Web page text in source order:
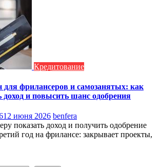
Кредитование
для фрилансеров и самозанятых: как
доход и повысить шанс одобрения
12 июня 2026 benfera
показать доход и получить одобрение
год на фрилансе: закрывает проекты,